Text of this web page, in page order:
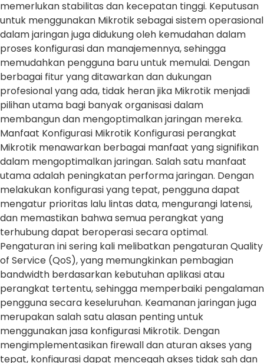
memerlukan stabilitas dan kecepatan tinggi. Keputusan
untuk menggunakan Mikrotik sebagai sistem operasional
dalam jaringan juga didukung oleh kemudahan dalam
proses konfigurasi dan manajemennya, sehingga
memudahkan pengguna baru untuk memulai. Dengan
berbagai fitur yang ditawarkan dan dukungan
profesional yang ada, tidak heran jika Mikrotik menjadi
pilihan utama bagi banyak organisasi dalam
membangun dan mengoptimalkan jaringan mereka.
Manfaat Konfigurasi Mikrotik Konfigurasi perangkat
Mikrotik menawarkan berbagai manfaat yang signifikan
dalam mengoptimalkan jaringan. Salah satu manfaat
utama adalah peningkatan performa jaringan. Dengan
melakukan konfigurasi yang tepat, pengguna dapat
mengatur prioritas lalu lintas data, mengurangi latensi,
dan memastikan bahwa semua perangkat yang
terhubung dapat beroperasi secara optimal.
Pengaturan ini sering kali melibatkan pengaturan Quality
of Service (QoS), yang memungkinkan pembagian
bandwidth berdasarkan kebutuhan aplikasi atau
perangkat tertentu, sehingga memperbaiki pengalaman
pengguna secara keseluruhan. Keamanan jaringan juga
merupakan salah satu alasan penting untuk
menggunakan jasa konfigurasi Mikrotik. Dengan
mengimplementasikan firewall dan aturan akses yang
tepat, konfigurasi dapat mencegah akses tidak sah dan